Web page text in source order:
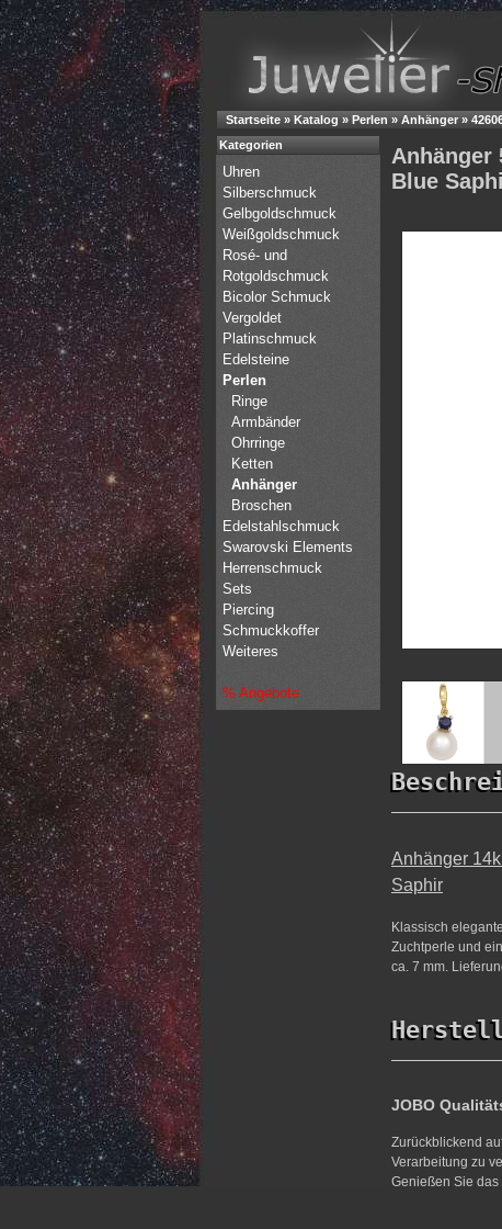
Startseite » Katalog » Perlen » Anhänger»
Anhänger
Blue
Anhänger
Saphir
Klassisch
Zuchtperle und
ca. 7 mm.
JOBO
Zurückblickend
Verarbeitung zu
Genießen Sie das
Kategorien
Uhren
Silberschmuck
Gelbgoldschmuck
Weißgoldschmuck
Rosé- und
Rotgoldschmuck
Bicolor Schmuck
Vergoldet
Platinschmuck
Edelsteine
Perlen
Ringe
Armbänder
Ohrringe
Ketten
Anhänger
Broschen
Edelstahlschmuck
Swarovski Elements
Herrenschmuck
Sets
Piercing
Schmuckkoffer
Weiteres
% Angebote